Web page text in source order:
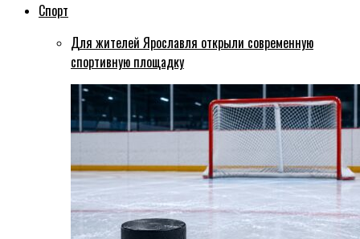
Спорт
Для жителей Ярославля открыли современную
спортивную площадку